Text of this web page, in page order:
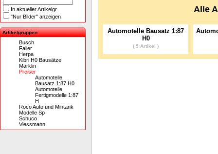
In aktueller Artikelgr.
"Nur Bilder" anzeigen
Artikelgruppen
Busch
Faller
Herpa
Kibri H0 Bausätze
Märklin
Preiser
Automotelle
Bausatz 1:87 H0
Automotelle
Fertigmodelle 1:87
H
Roco Auto und Mintank
Modelle Sp
Schuco
Viessmann
Alle
Automotelle Bausatz 1:87
H0
( 5 Artikel )